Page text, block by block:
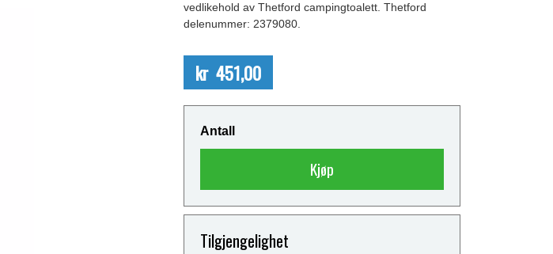
vedlikehold av Thetford campingtoalett. Thetford
delenummer: 2379080.
kr 451,00
Antall
Kjøp
Tilgjengelighet